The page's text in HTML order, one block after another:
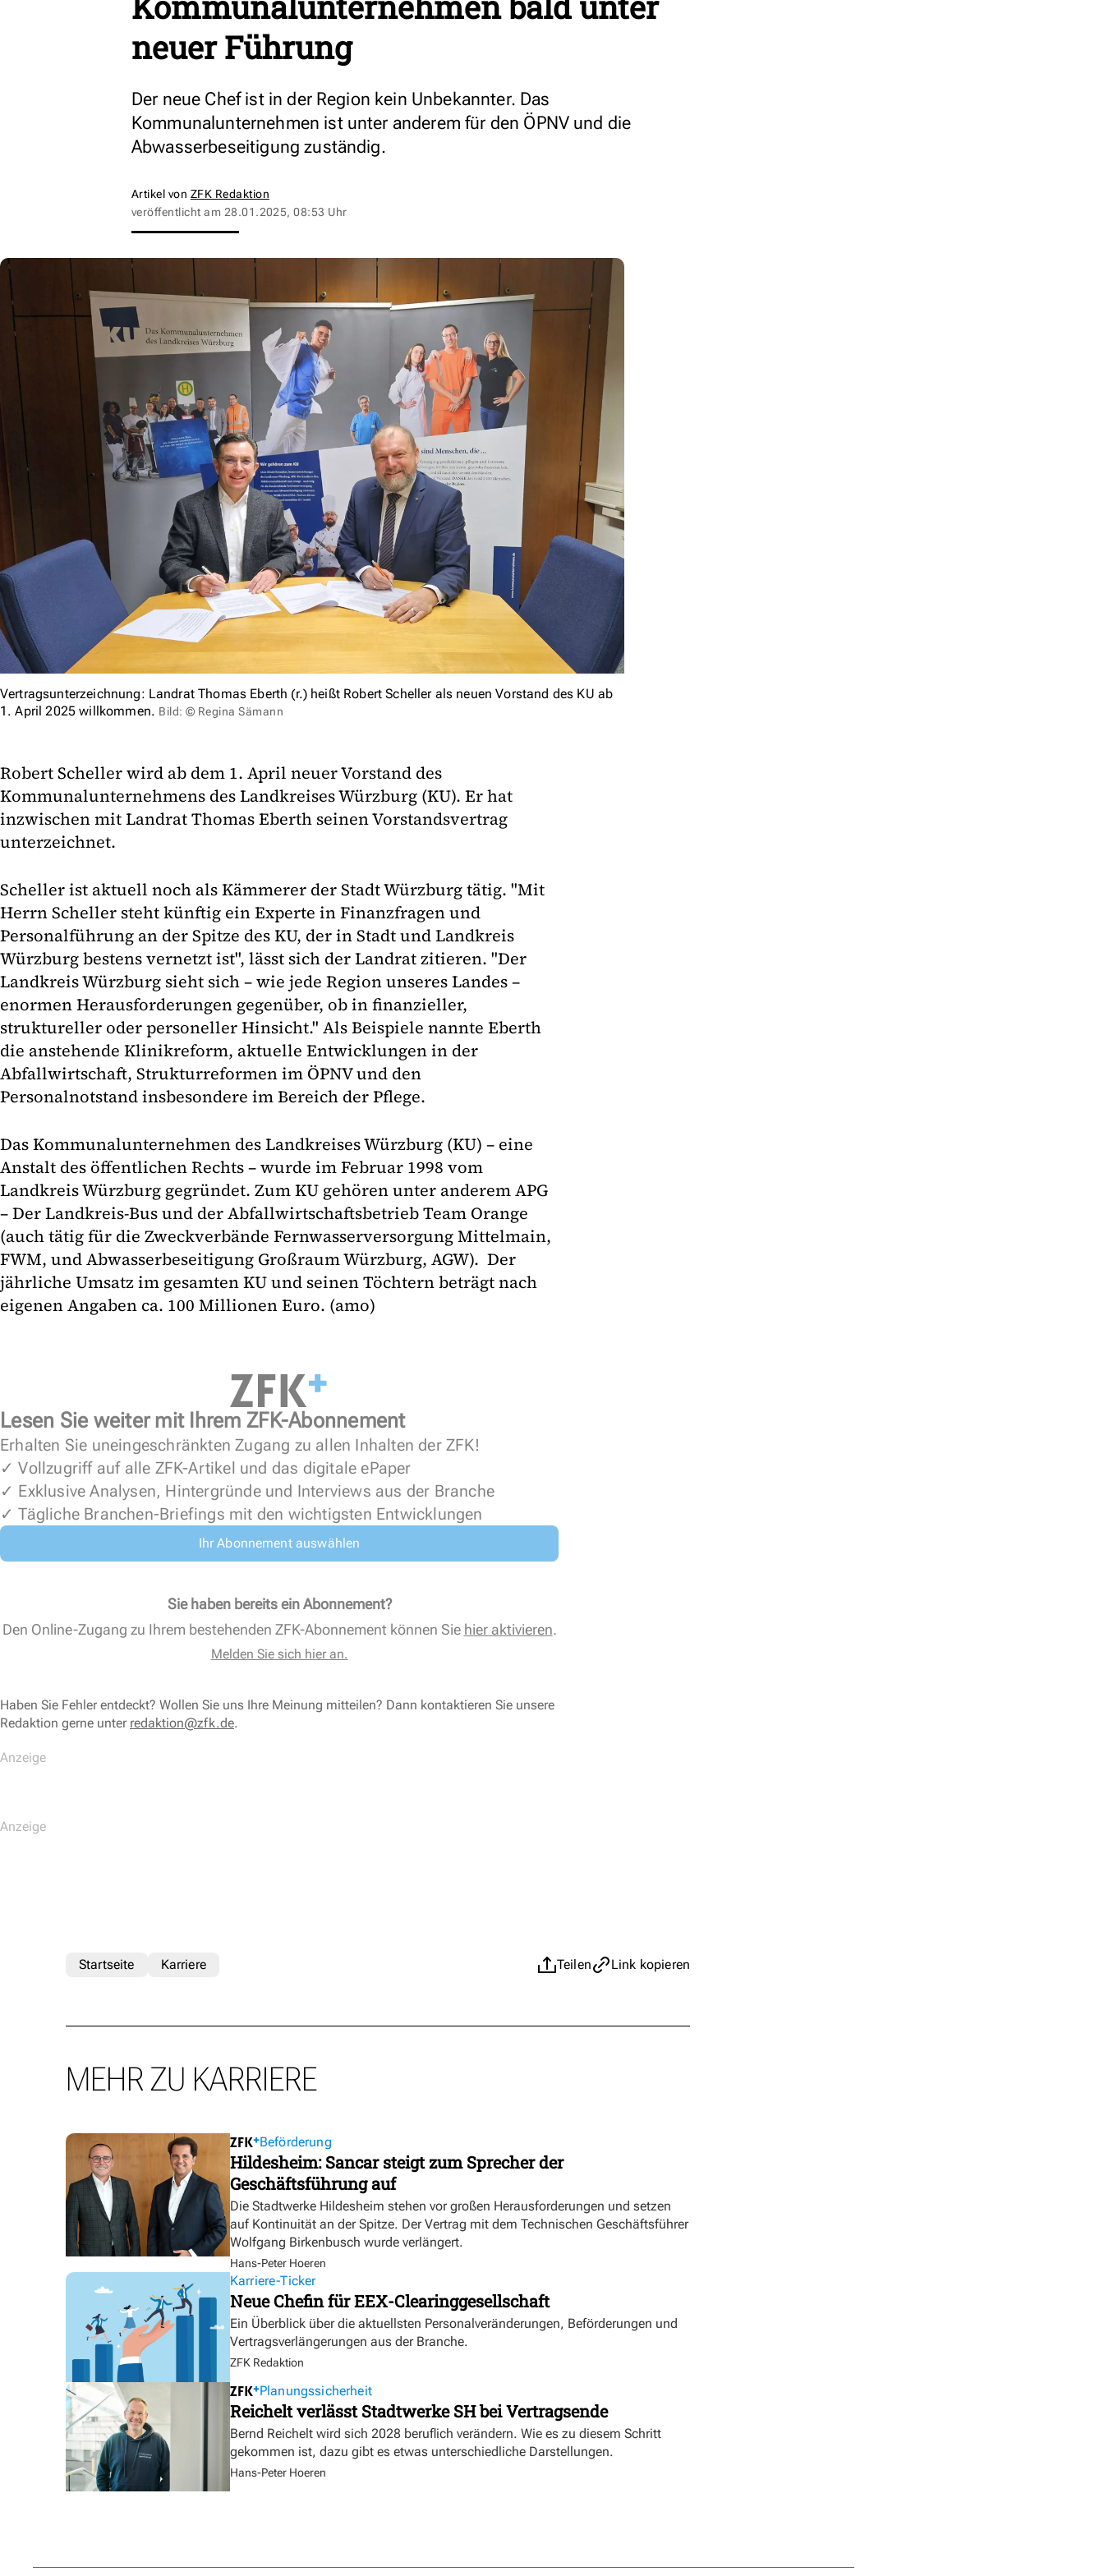
neuer Führung
Der neue Chef ist in der Region kein Unbekannter. Das
Kommunalunternehmen ist unter anderem für den ÖPNV und die
Abwasserbeseitigung zuständig.
Artikel von ZFK Redaktion
veröffentlicht am 28.01.2025, 08:53 Uhr
Vertragsunterzeichnung: Landrat Thomas Eberth (r.) heißt Robert Scheller als neuen Vorstand des KU ab
1. April 2025 willkommen. Bild: © Regina Sämann
Robert Scheller wird ab dem 1. April neuer Vorstand des
Kommunalunternehmens des Landkreises Würzburg (KU). Er hat
inzwischen mit Landrat Thomas Eberth seinen Vorstandsvertrag
unterzeichnet.
Scheller ist aktuell noch als Kämmerer der Stadt Würzburg tätig. "Mit
Herrn Scheller steht künftig ein Experte in Finanzfragen und
Personalführung an der Spitze des KU, der in Stadt und Landkreis
Würzburg bestens vernetzt ist", lässt sich der Landrat zitieren. "Der
Landkreis Würzburg sieht sich – wie jede Region unseres Landes –
enormen Herausforderungen gegenüber, ob in finanzieller,
struktureller oder personeller Hinsicht." Als Beispiele nannte Eberth
die anstehende Klinikreform, aktuelle Entwicklungen in der
Abfallwirtschaft, Strukturreformen im ÖPNV und den
Personalnotstand insbesondere im Bereich der Pflege.
Das Kommunalunternehmen des Landkreises Würzburg (KU) – eine
Anstalt des öffentlichen Rechts – wurde im Februar 1998 vom
Landkreis Würzburg gegründet. Zum KU gehören unter anderem APG
– Der Landkreis-Bus und der Abfallwirtschaftsbetrieb Team Orange
(auch tätig für die Zweckverbände Fernwasserversorgung Mittelmain,
FWM, und Abwasserbeseitigung Großraum Würzburg, AGW). Der
jährliche Umsatz im gesamten KU und seinen Töchtern beträgt nach
eigenen Angaben ca. 100 Millionen Euro. (amo)
Lesen Sie weiter mit Ihrem ZFK-Abonnement
Erhalten Sie uneingeschränkten Zugang zu allen Inhalten der ZFK!
✓ Vollzugriff auf alle ZFK-Artikel und das digitale ePaper
✓ Exklusive Analysen, Hintergründe und Interviews aus der Branche
✓ Tägliche Branchen-Briefings mit den wichtigsten Entwicklungen
Ihr Abonnement auswählen
Sie haben bereits ein Abonnement?
Den Online-Zugang zu Ihrem bestehenden ZFK-Abonnement können Sie hier aktivieren.
Melden Sie sich hier an.
Haben Sie Fehler entdeckt? Wollen Sie uns Ihre Meinung mitteilen? Dann kontaktieren Sie unsere
Redaktion gerne unter redaktion@zfk.de.
Teilen Link kopieren
Startseite Karriere
MEHR ZU KARRIERE
Beförderung
Hildesheim: Sancar steigt zum Sprecher der
Geschäftsführung auf
Die Stadtwerke Hildesheim stehen vor großen Herausforderungen und setzen
auf Kontinuität an der Spitze. Der Vertrag mit dem Technischen Geschäftsführer
Wolfgang Birkenbusch wurde verlängert.
Hans-Peter Hoeren
Karriere-Ticker
Neue Chefin für EEX-Clearinggesellschaft
Ein Überblick über die aktuellsten Personalveränderungen, Beförderungen und
Vertragsverlängerungen aus der Branche.
ZFK Redaktion
Planungssicherheit
Reichelt verlässt Stadtwerke SH bei Vertragsende
Bernd Reichelt wird sich 2028 beruflich verändern. Wie es zu diesem Schritt
gekommen ist, dazu gibt es etwas unterschiedliche Darstellungen.
Hans-Peter Hoeren